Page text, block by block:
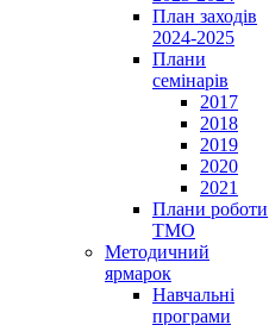
План заходів
2024-2025
Плани
семінарів
2017
2018
2019
2020
2021
Плани роботи
ТМО
Методичний
ярмарок
Навчальні
програми